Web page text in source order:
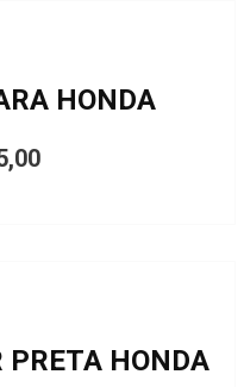
HONDA
PRETA HONDA